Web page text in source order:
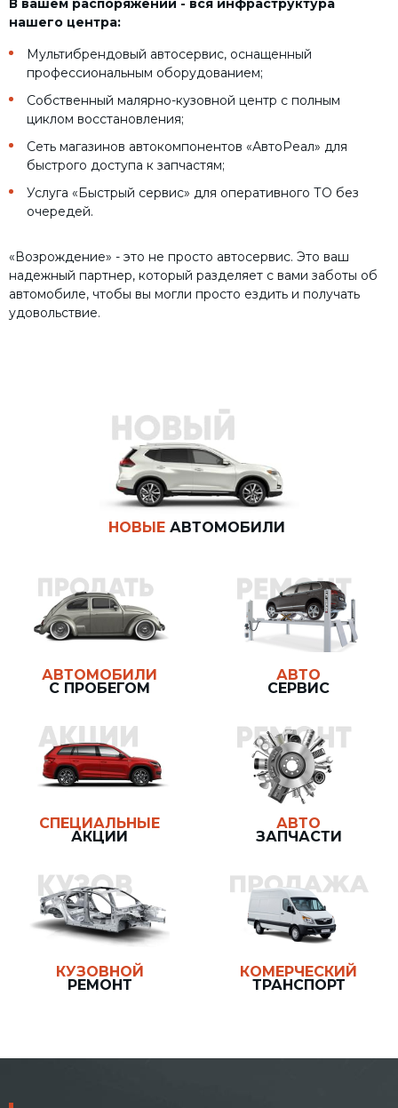
В вашем распоряжении - вся инфраструктура
нашего центра:
Мультибрендовый автосервис, оснащенный
профессиональным оборудованием;
Собственный малярно-кузовной центр с полным
циклом восстановления;
Сеть магазинов автокомпонентов «АвтоРеал» для
быстрого доступа к запчастям;
Услуга «Быстрый сервис» для оперативного ТО без
очередей.
«Возрождение» - это не просто автосервис. Это ваш
надежный партнер, который разделяет с вами заботы об
автомобиле, чтобы вы могли просто ездить и получать
удовольствие.
НОВЫЕ АВТОМОБИЛИ
АВТОМОБИЛИ
С ПРОБЕГОМ
АВТО
СЕРВИС
СПЕЦИАЛЬНЫЕ
АКЦИИ
АВТО
ЗАПЧАСТИ
КУЗОВНОЙ
РЕМОНТ
КОМЕРЧЕСКИЙ
ТРАНСПОРТ